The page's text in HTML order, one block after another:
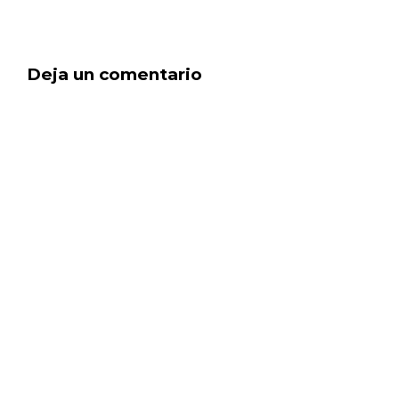
Deja un comentario